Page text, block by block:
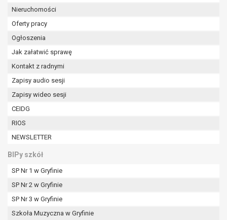
Nieruchomości
Oferty pracy
Ogłoszenia
Jak załatwić sprawę
Kontakt z radnymi
Zapisy audio sesji
Zapisy wideo sesji
CEIDG
RIOS
NEWSLETTER
BIPy szkół
SP Nr 1 w Gryfinie
SP Nr 2 w Gryfinie
SP Nr 3 w Gryfinie
Szkoła Muzyczna w Gryfinie
że wykaże on istnienie ważnych prawnie
wolności osoby, której dane dotyczą, lub
podstaw do ustalenia, dochodzenia lub
na przetwarzanie danych osobowych (art. 6 ust. 1
cofnięcia tej zgody w dowolnym momencie.
Cofnięcie to nie ma wpływu na zgodność
przetwarzania, którego dokonano na podstawie
zgody przed jej cofnięciem.